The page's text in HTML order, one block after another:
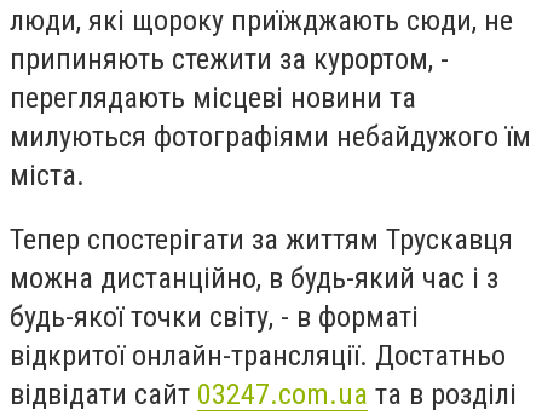
люди, які щороку приїжджають сюди, не
припиняють стежити за курортом, -
переглядають місцеві новини та
милуються фотографіями небайдужого їм
міста.
Тепер спостерігати за життям Трускавця
можна дистанційно, в будь-який час і з
будь-якої точки світу, - в форматі
відкритої онлайн-трансляції. Достатньо
відвідати сайт 03247.com.ua та в розділі